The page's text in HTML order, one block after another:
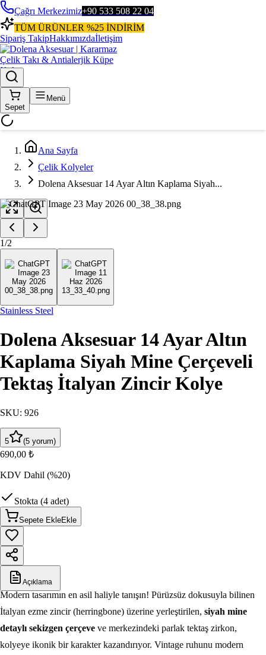
Çağrı Merkezimiz+90 533 508 22 04
TÜM ÜRÜNLER %25 İNDİRİM
Sipariş TakipHakkımızdaİletişim
Sepet
Menü
Ana Sayfa
Çelik Kolyeler
Dolena Aksesuar 14 Ayar Altın Kaplama Siyah...
1/2
Stainless Steel
Dolena Aksesuar 14 Ayar Altın
Kaplama Siyah Mine Çerçeveli
Tektaş İtalyan Zincir Kolye
SKU: 926
5 (5 yorum)
690,00 ₺
KDV Dahil (%20)
Stokta (4 adet)
Sepete EkleEkle
Açıklama
Modern tasarımın en asil haliyle tanışın! Pürüzsüz dokusuyla bilinen
İtalyan ezme zincir (herringbone) üzerine yerleştirilen, siyah mine
detaylı sekizgen çerçeve ve merkezindeki parlak tektaş zirkon,
kolyeye ikonik bir karakter kazandırıyor. Vintage ruhunu modern